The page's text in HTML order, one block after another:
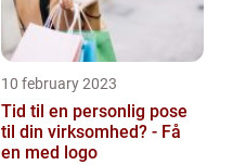
10 february 2023
Tid til en personlig pose
til din virksomhed? - Få
en med logo